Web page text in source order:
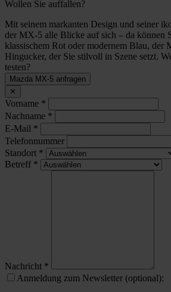
Wollen Sie auffallen?
Mit seinem markanten Design und seiner
der MX-5 alle Blicke auf sich – da können
klassischem Rot oder modernem Blau, der
Hingucker, der Sie stilvoll in Szene setzt.
testen?
Mazda MX-5 anfragen
✕
Vorname *
Nachname *
E-Mail *
Telefonnummer
Standort *
Betreff *
Nachricht *
Anmeldung zum Newsletter (optional):